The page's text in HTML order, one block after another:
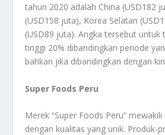
tahun 2020 adalah China (USD182
(USD158 juta), Korea Selatan
(USD89 juta). Angka tersebut untuk
tinggi 20% dibandingkan periode
bahkan jika dibandingkan dengan
Super Foods Peru
Merek “Super Foods Peru”
dengan kualitas yang unik. Produk-